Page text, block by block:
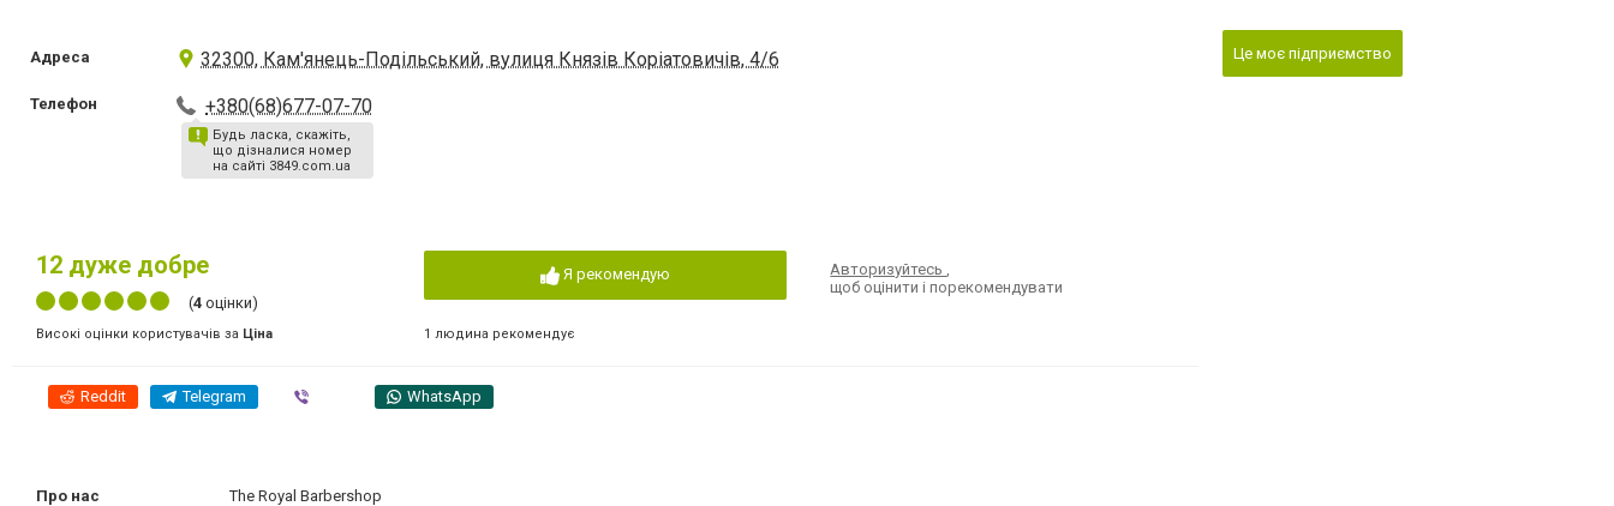
Адреса 32300, Кам'янець-Подільський, вулиця Князів Коріатовичів, 4/6
Телефон +380(68)677-07-70
Будь ласка, скажіть,
що дізналися номер
на сайті 3849.com.ua
12 дуже добре
(4 оцінки)
Високі оцінки користувачів за Ціна
Я рекомендую
1 людина рекомендує
Авторизуйтесь,
щоб оцінити і порекомендувати
Reddit Telegram WhatsApp
Про нас The Royal Barbershop
Це моє підприємство